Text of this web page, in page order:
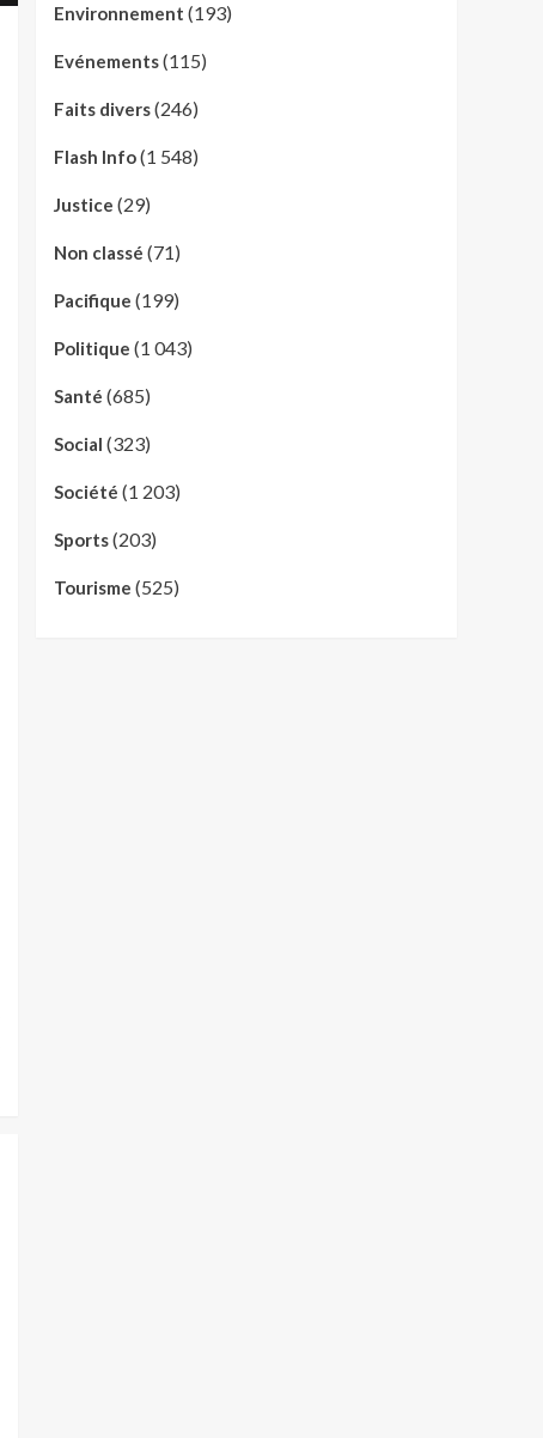
Environnement (193)
Evénements(115)
Faits divers(246)
Flash Info(1 548)
Justice (29)
Non classé (71)
Pacifique (199)
Politique (1 043)
Santé (685)
Social (323)
Société (1 203)
Sports(203)
Tourisme (525)